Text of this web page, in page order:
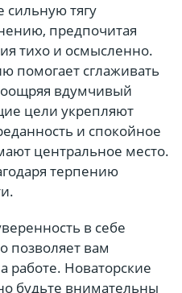
сильную тягу
предпочитая
тихо и осмысленно.
помогает сглаживать
вдумчивый
цели укрепляют
и спокойное
центральное место.
терпению
в себе
позволяет вам
работе. Новаторские
будьте внимательны